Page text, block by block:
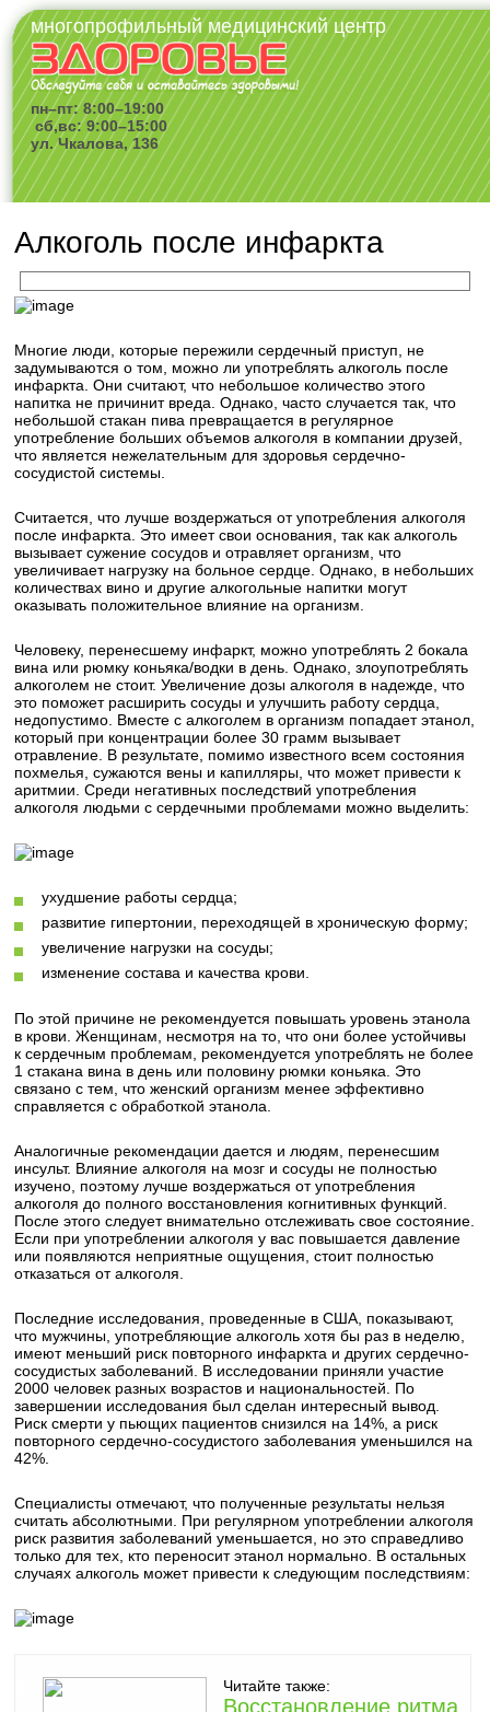
многопрофильный медицинский центр
пн–пт: 8:00–19:00
сб,вс: 9:00–15:00
ул. Чкалова, 136
Алкоголь после инфаркта
Многие люди, которые пережили сердечный приступ, не
задумываются о том, можно ли употреблять алкоголь после
инфаркта. Они считают, что небольшое количество этого
напитка не причинит вреда. Однако, часто случается так, что
небольшой стакан пива превращается в регулярное
употребление больших объемов алкоголя в компании друзей,
что является нежелательным для здоровья сердечно-
сосудистой системы.
Считается, что лучше воздержаться от употребления алкоголя
после инфаркта. Это имеет свои основания, так как алкоголь
вызывает сужение сосудов и отравляет организм, что
увеличивает нагрузку на больное сердце. Однако, в небольших
количествах вино и другие алкогольные напитки могут
оказывать положительное влияние на организм.
Человеку, перенесшему инфаркт, можно употреблять 2 бокала
вина или рюмку коньяка/водки в день. Однако, злоупотреблять
алкоголем не стоит. Увеличение дозы алкоголя в надежде, что
это поможет расширить сосуды и улучшить работу сердца,
недопустимо. Вместе с алкоголем в организм попадает этанол,
который при концентрации более 30 грамм вызывает
отравление. В результате, помимо известного всем состояния
похмелья, сужаются вены и капилляры, что может привести к
аритмии. Среди негативных последствий употребления
алкоголя людьми с сердечными проблемами можно выделить:
ухудшение работы сердца;
развитие гипертонии, переходящей в хроническую форму;
увеличение нагрузки на сосуды;
изменение состава и качества крови.
По этой причине не рекомендуется повышать уровень этанола
в крови. Женщинам, несмотря на то, что они более устойчивы
к сердечным проблемам, рекомендуется употреблять не более
1 стакана вина в день или половину рюмки коньяка. Это
связано с тем, что женский организм менее эффективно
справляется с обработкой этанола.
Аналогичные рекомендации дается и людям, перенесшим
инсульт. Влияние алкоголя на мозг и сосуды не полностью
изучено, поэтому лучше воздержаться от употребления
алкоголя до полного восстановления когнитивных функций.
После этого следует внимательно отслеживать свое состояние.
Если при употреблении алкоголя у вас повышается давление
или появляются неприятные ощущения, стоит полностью
отказаться от алкоголя.
Последние исследования, проведенные в США, показывают,
что мужчины, употребляющие алкоголь хотя бы раз в неделю,
имеют меньший риск повторного инфаркта и других сердечно-
сосудистых заболеваний. В исследовании приняли участие
2000 человек разных возрастов и национальностей. По
завершении исследования был сделан интересный вывод.
Риск смерти у пьющих пациентов снизился на 14%, а риск
повторного сердечно-сосудистого заболевания уменьшился на
42%.
Специалисты отмечают, что полученные результаты нельзя
считать абсолютными. При регулярном употреблении алкоголя
риск развития заболеваний уменьшается, но это справедливо
только для тех, кто переносит этанол нормально. В остальных
случаях алкоголь может привести к следующим последствиям:
Читайте также:
Восстановление ритма